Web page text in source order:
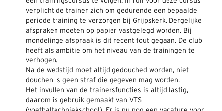
verplicht de trainer zich om gedurende een bepaalde
periode training te verzorgen bij Grijpskerk. Dergelijke
afspraken moeten op papier vastgelegd worden. Bij
mondelinge afspraak is dit recent fout gegaan. De club
heeft als ambitie om het niveau van de trainingen te
verhogen.
Na de wedstijd moet altijd gedouched worden, niet
douchen is geen straf die gegeven mag worden.
Het invullen van de trainersfuncties is altijd lastig,
daarom is gebruik gemaakt van VTS